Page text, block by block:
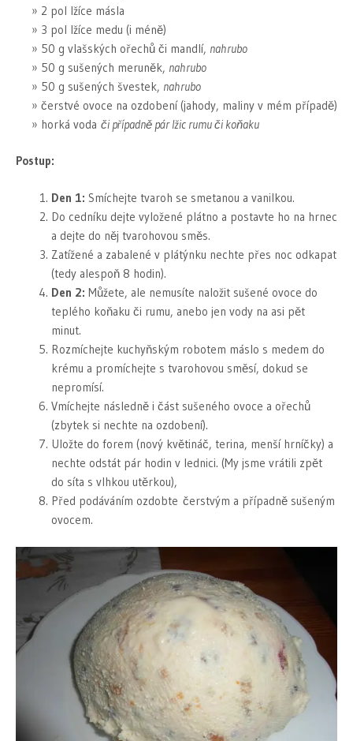
2 pol lžíce másla
3 pol lžíce medu (i méně)
50 g vlašských ořechů či mandlí, nahrubo
50 g sušených meruněk, nahrubo
50 g sušených švestek, nahrubo
čerstvé ovoce na ozdobení (jahody, maliny v mém případě)
horká voda či případně pár lžic rumu či koňaku
Postup:
Den 1: Smíchejte tvaroh se smetanou a vanilkou.
Do cedníku dejte vyložené plátno a postavte ho na hrnec
a dejte do něj tvarohovou směs.
Zatížené a zabalené v plátýnku nechte přes noc odkapat
(tedy alespoň 8 hodin).
Den 2: Můžete, ale nemusíte naložit sušené ovoce do
teplého koňaku či rumu, anebo jen vody na asi pět
minut.
Rozmíchejte kuchyňským robotem máslo s medem do
krému a promíchejte s tvarohovou směsí, dokud se
nepromísí.
Vmíchejte následně i část sušeného ovoce a ořechů
(zbytek si nechte na ozdobení).
Uložte do forem (nový květináč, terina, menší hrníčky) a
nechte odstát pár hodin v lednici. (My jsme vrátili zpět
do síta s vlhkou utěrkou),
Před podáváním ozdobte čerstvým a případně sušeným
ovocem.